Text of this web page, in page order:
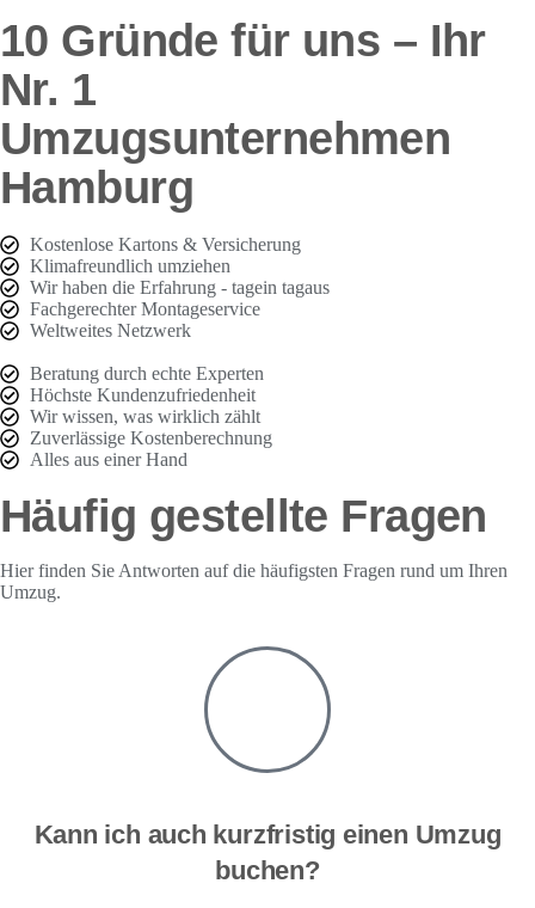
10 Gründe für uns – Ihr
Nr. 1
Umzugsunternehmen
Hamburg
Kostenlose Kartons & Versicherung
Klimafreundlich umziehen
Wir haben die Erfahrung - tagein tagaus
Fachgerechter Montageservice
Weltweites Netzwerk
Beratung durch echte Experten
Höchste Kundenzufriedenheit
Wir wissen, was wirklich zählt
Zuverlässige Kostenberechnung
Alles aus einer Hand
Häufig gestellte Fragen
Hier finden Sie Antworten auf die häufigsten Fragen rund um Ihren
Umzug.
Kann ich auch kurzfristig einen Umzug
buchen?